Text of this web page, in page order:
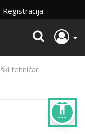
settings_accessibility
Registracija
tehničar